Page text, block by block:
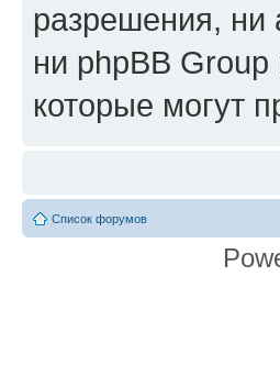
разрешения, ни
ни phpBB Group
которые могут
Список форумов